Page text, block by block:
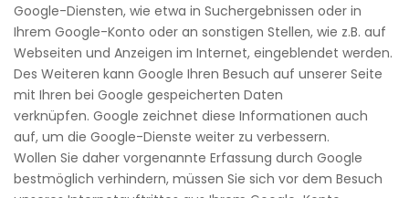
Google-Diensten, wie etwa in Suchergebnissen oder in
Ihrem Google-Konto oder an sonstigen Stellen, wie z.B. auf
Webseiten und Anzeigen im Internet, eingeblendet werden.
Des Weiteren kann Google Ihren Besuch auf unserer Seite
mit Ihren bei Google gespeicherten Daten
verknüpfen. Google zeichnet diese Informationen auch
auf, um die Google-Dienste weiter zu verbessern.
Wollen Sie daher vorgenannte Erfassung durch Google
bestmöglich verhindern, müssen Sie sich vor dem Besuch